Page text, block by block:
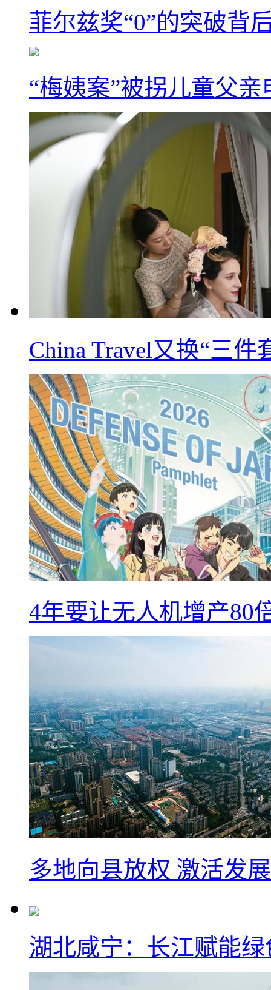
菲尔兹奖“0”的突破背
“梅姨案”被拐儿童父
China Travel又换“三
4年要让无人机增产80
多地向县放权 激活发
湖北咸宁：长江赋能